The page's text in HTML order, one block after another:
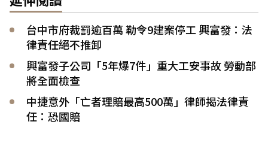
台中市府裁罰逾百萬 勒令9建案停工 興富發：法
律責任絕不推卸
興富發子公司「5年爆7件」重大工安事故 勞動部
將全面檢查
中捷意外「亡者理賠最高500萬」律師揭法律責
任：恐國賠